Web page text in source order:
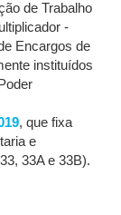
de Trabalho
-
Encargos de
instituídos
, que fixa
e
33A e 33B).